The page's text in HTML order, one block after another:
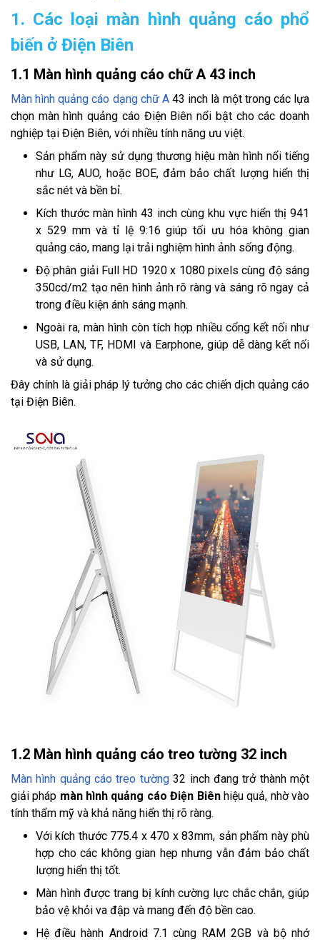
1. Các loại màn hình quảng cáo phổ
biến ở Điện Biên
1.1 Màn hình quảng cáo chữ A 43 inch
Màn hình quảng cáo dạng chữ A43 inch là một trong các lựa
chọn màn hình quảng cáo Điện Biên nổi bật cho các doanh
nghiệp tại Điện Biên, với nhiều tính năng ưu việt.
Sản phẩm này sử dụng thương hiệu màn hình nổi tiếng
như LG, AUO, hoặc BOE, đảm bảo chất lượng hiển thị
sắc nét và bền bỉ.
Kích thước màn hình 43 inch cùng khu vực hiển thị 941
x 529 mm và tỉ lệ 9:16 giúp tối ưu hóa không gian
quảng cáo, mang lại trải nghiệm hình ảnh sống động.
Độ phân giải Full HD 1920 x 1080 pixels cùng độ sáng
350cd/m2 tạo nên hình ảnh rõ ràng và sáng rõ ngay cả
trong điều kiện ánh sáng mạnh.
Ngoài ra, màn hình còn tích hợp nhiều cổng kết nối như
USB, LAN, TF, HDMI và Earphone, giúp dễ dàng kết nối
và sử dụng.
Đây chính là giải pháp lý tưởng cho các chiến dịch quảng cáo
tại Điện Biên.
1.2 Màn hình quảng cáo treo tường 32 inch
Màn hình quảng cáo treo tường32 inch đang trở thành một
giải pháp màn hình quảng cáo Điện Biênhiệu quả, nhờ vào
tính thẩm mỹ và khả năng hiển thị rõ ràng.
Với kích thước 775.4 x 470 x 83mm, sản phẩm này phù
hợp cho các không gian hẹp nhưng vẫn đảm bảo chất
lượng hiển thị tốt.
Màn hình được trang bị kính cường lực chắc chắn, giúp
bảo vệ khỏi va đập và mang đến độ bền cao.
Hệ điều hành Android 7.1 cùng RAM 2GB và bộ nhớ